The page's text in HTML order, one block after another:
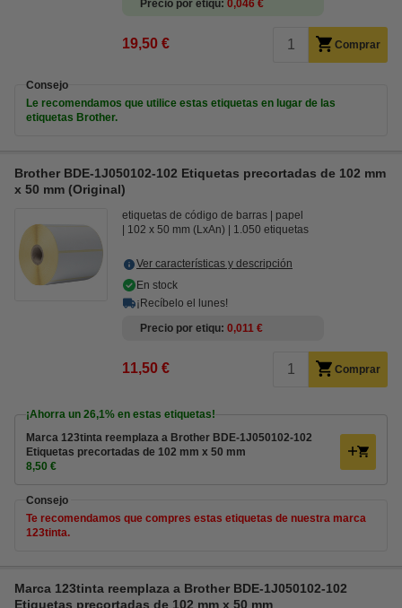
Precio por etiqu 0,046 €
19,50 € Comprar
Consejo
Le recomendamos que utilice estas etiquetas en lugar de las
etiquetas Brother.
Brother BDE-1J050102-102 Etiquetas precortadas de 102 mm
x 50 mm (Original)
etiquetas de código de barras
papel
102 x 50 mm (LxAn)
1.050 etiquetas
Ver características y descripción
En stock
¡Recíbelo el lunes!
Precio por etiqu 0,011 €
11,50 € Comprar
¡Ahorra un 26,1% en estas etiquetas!
Marca 123tinta reemplaza a Brother BDE-1J050102-102
Etiquetas precortadas de 102 mm x 50 mm
8,50 €
Consejo
Te recomendamos que compres estas etiquetas de nuestra marca
123tinta.
Marca 123tinta reemplaza a Brother BDE-1J050102-102
Etiquetas precortadas de 102 mm x 50 mm